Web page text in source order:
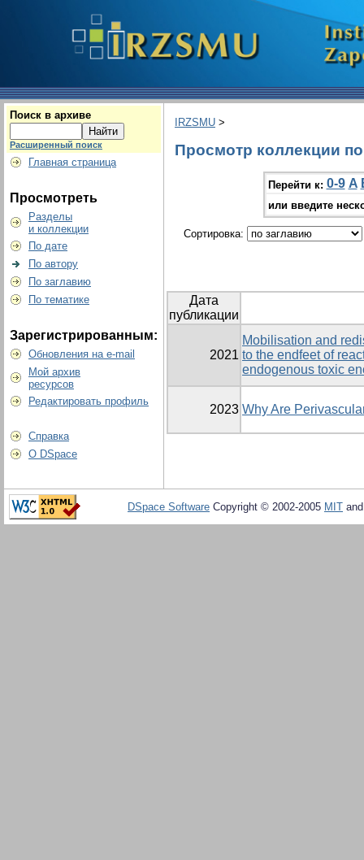
Поиск в архиве
Расширенный поиск
Главная страница
Просмотреть
Разделы
и коллекции
По дате
По автору
По заглавию
По тематике
Зарегистрированным:
Обновления на e-mail
Мой архив
ресурсов
Редактировать профиль
Справка
О DSpace
IRZSMU >
Просмотр коллекции
Перейти к: 0-9 A
или введите
Сортировка:
Дата
публикации
2021
Mobilisation and
to the endfeet of
endogenous toxic
2023 Why Are
DSpace Software Copyright © 2002-2005 MIT